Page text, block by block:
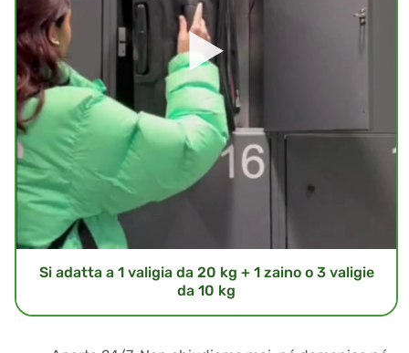
Si adatta a 1 valigia da 20 kg + 1 zaino o 3 valigie
da 10 kg